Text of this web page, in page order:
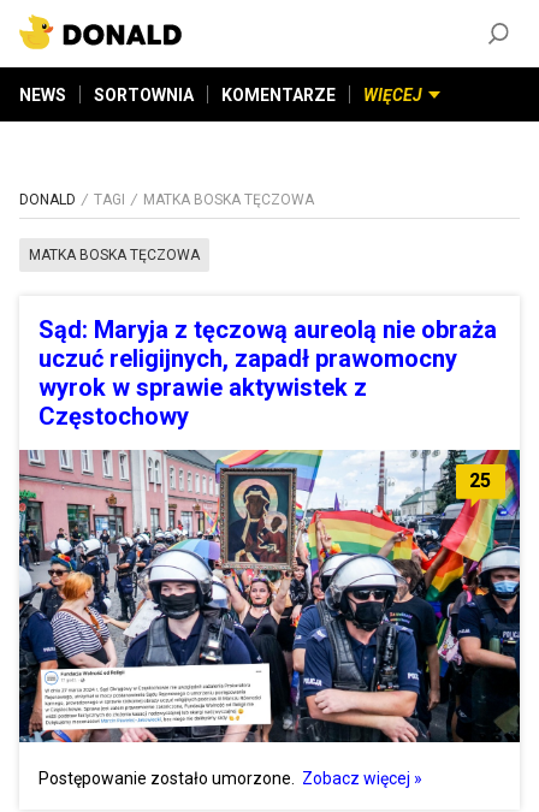
NEWS SORTOWNIA KOMENTARZE WIĘCEJ
DONALD TAGI MATKA BOSKA TĘCZOWA
MATKA BOSKA TĘCZOWA
Sąd: Maryja z tęczową aureolą nie obraża
uczuć religijnych, zapadł prawomocny
wyrok w sprawie aktywistek z
Częstochowy
25
Postępowanie zostało umorzone. Zobacz więcej »